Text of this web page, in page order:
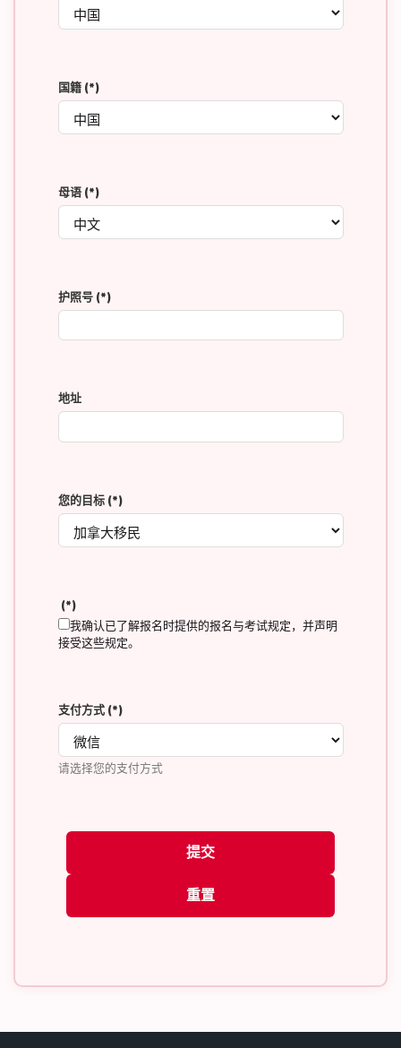
国籍 (*)
母语 (*)
护照号 (*)
地址
您的目标 (*)
(*)
我确认已了解报名时提供的报名与考试规定，并声明
接受这些规定。
支付方式 (*)
请选择您的支付方式
提交
重置